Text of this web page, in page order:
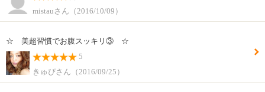
mistauさん（2016/10/09）
☆ 美超習慣でお腹スッキリ③ ☆
5
きゅぴさん（2016/09/25）